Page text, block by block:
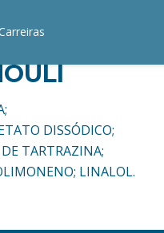
DISSÓDICO;
TARTRAZINA;
LINALOL.